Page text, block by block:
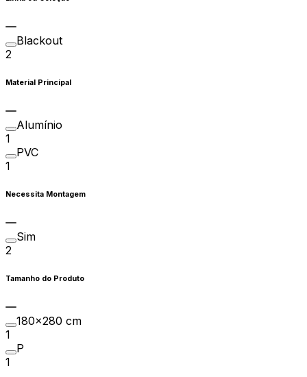
Blackout
2
Material Principal
Alumínio
1
PVC
1
Necessita Montagem
Sim
2
Tamanho do Produto
180x280 cm
1
P
1